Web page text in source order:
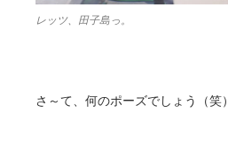
レッツ、田子島っ。
さ～て、何のポーズでしょう（笑）